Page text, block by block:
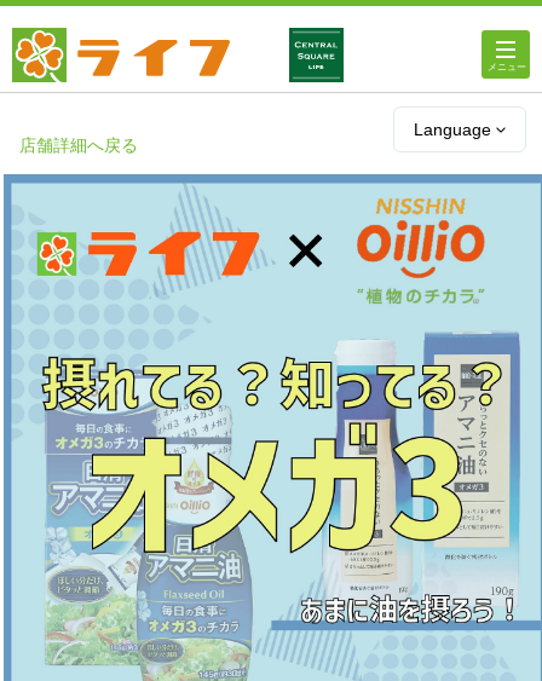
Language
店舗・チラシ情報
ライフのオンラインストア
企業情報
IR情報
採用情報
お問い合わせ
店舗詳細へ戻る